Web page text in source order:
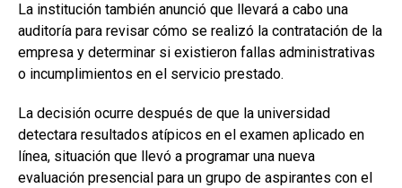
La institución también anunció que llevará a cabo una
auditoría para revisar cómo se realizó la contratación de la
empresa y determinar si existieron fallas administrativas
o incumplimientos en el servicio prestado.
La decisión ocurre después de que la universidad
detectara resultados atípicos en el examen aplicado en
línea, situación que llevó a programar una nueva
evaluación presencial para un grupo de aspirantes con el